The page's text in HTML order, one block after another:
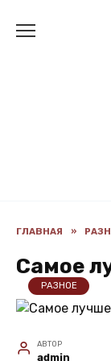
ГЛАВНАЯ »
Самое
РАЗНОЕ
АВТОР
admin